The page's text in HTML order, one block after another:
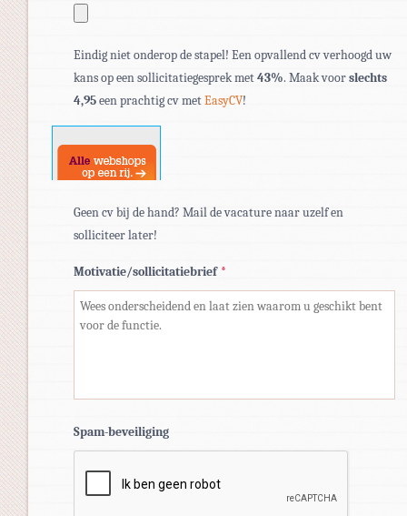
bestandstypen:
pdf,
doc,
docx.
Eindig niet onderop de stapel! Een opvallend cv verhoogd uw
kans op een sollicitatiegesprek met43%. Maak voorslechts
4,95een prachtig cv metEasyCV!
Geen cv bij de hand? Mail de vacature naar uzelf en
solliciteer later!
Motivatie/sollicitatiebrief *
Spam-beveiliging